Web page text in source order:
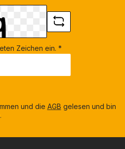
Zeichen ein. *
und die AGB gelesen und bin